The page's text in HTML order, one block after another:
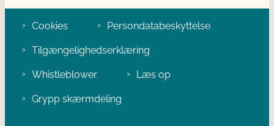
Cookies Persondatabeskyttelse
Tilgængelighedserklæring
Whistleblower Læs op
Grypp skærmdeling